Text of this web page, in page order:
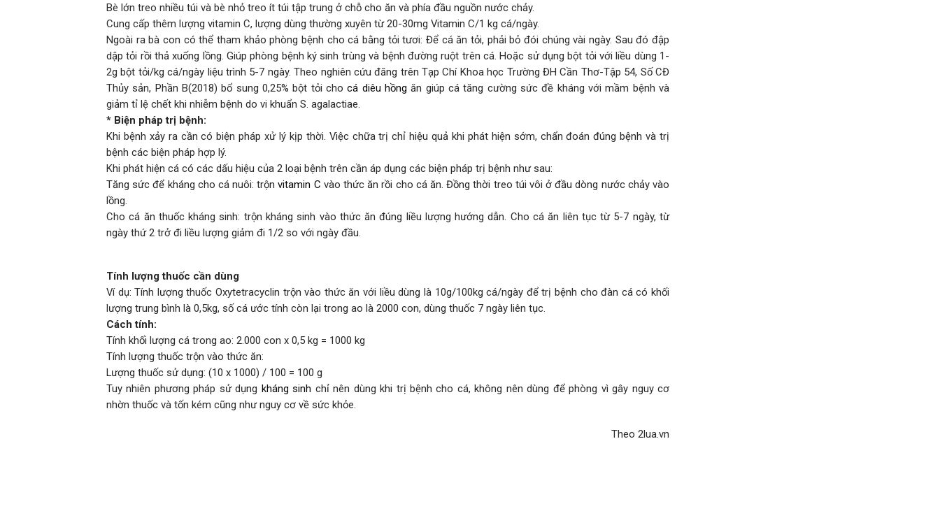
Bè lớn treo nhiều túi và bè nhỏ treo ít túi tập trung ở chỗ cho ăn và phía đầu nguồn nước chảy.
Cung cấp thêm lượng vitamin C, lượng dùng thường xuyên từ 20-30mg Vitamin C/1 kg cá/ngày.
Ngoài ra bà con có thể tham khảo phòng bệnh cho cá bằng tỏi tươi: Để cá ăn tỏi, phải bỏ đói chúng vài ngày. Sau đó đập
dập tỏi rồi thả xuống lồng. Giúp phòng bệnh ký sinh trùng và bệnh đường ruột trên cá. Hoặc sử dụng bột tỏi với liều dùng 1-
2g bột tỏi/kg cá/ngày liệu trình 5-7 ngày. Theo nghiên cứu đăng trên Tạp Chí Khoa học Trường ĐH Cần Thơ-Tập 54, Số CĐ
Thủy sản, Phần B(2018) bổ sung 0,25% bột tỏi chocá diêu hồng ăn giúp cá tăng cường sức đề kháng với mầm bệnh và
giảm tỉ lệ chết khi nhiễm bệnh do vi khuẩn S. agalactiae.
* Biện pháp trị bệnh:
Khi bệnh xảy ra cần có biện pháp xử lý kịp thời. Việc chữa trị chỉ hiệu quả khi phát hiện sớm, chẩn đoán đúng bệnh và trị
bệnh các biện pháp hợp lý.
Khi phát hiện cá có các dấu hiệu của 2 loại bệnh trên cần áp dụng các biện pháp trị bệnh như sau:
Tăng sức để kháng cho cá nuôi: trộnvitamin C vào thức ăn rồi cho cá ăn. Đồng thời treo túi vôi ở đầu dòng nước chảy vào
lồng.
Cho cá ăn thuốc kháng sinh: trộn kháng sinh vào thức ăn đúng liều lượng hướng dẫn. Cho cá ăn liên tục từ 5-7 ngày, từ
ngày thứ 2 trở đi liều lượng giảm đi 1/2 so với ngày đầu.
Tính lượng thuốc cần dùng
Ví dụ: Tính lượng thuốc Oxytetracyclin trộn vào thức ăn với liều dùng là 10g/100kg cá/ngày để trị bệnh cho đàn cá có khối
lượng trung bình là 0,5kg, số cá ước tính còn lại trong ao là 2000 con, dùng thuốc 7 ngày liên tục.
Cách tính:
Tính khối lượng cá trong ao: 2.000 con x 0,5 kg = 1000 kg
Tính lượng thuốc trộn vào thức ăn:
Lượng thuốc sử dụng: (10 x 1000) / 100 = 100 g
Tuy nhiên phương pháp sử dụng kháng sinh chỉ nên dùng khi trị bệnh cho cá, không nên dùng để phòng vì gây nguy cơ
nhờn thuốc và tốn kém cũng như nguy cơ về sức khỏe.
Theo 2lua.vn